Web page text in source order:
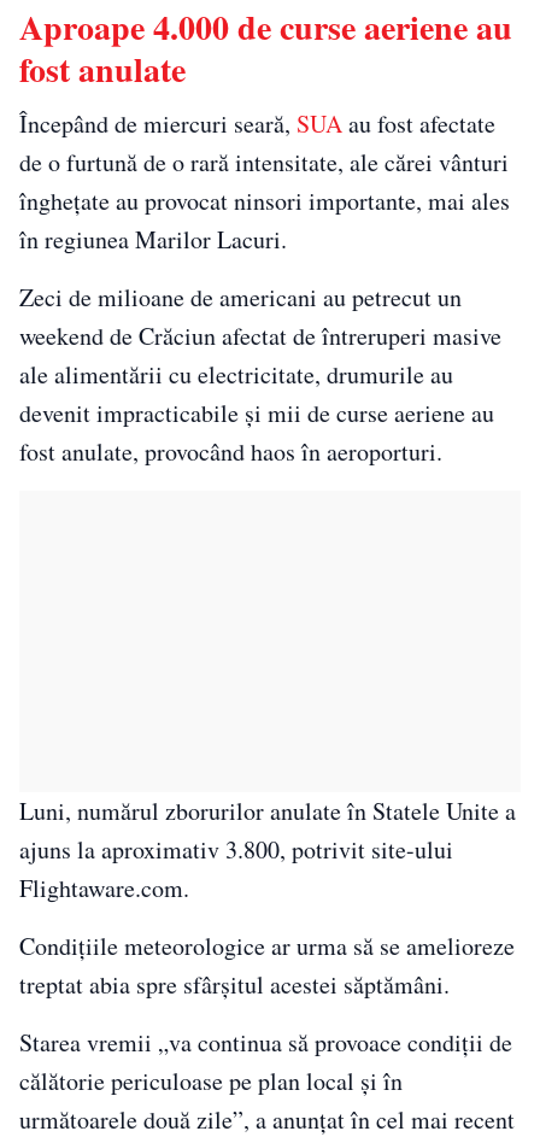
Aproape 4.000 de curse aeriene au
fost anulate
Începând de miercuri seară, SUAau fost afectate
de o furtună de o rară intensitate, ale cărei vânturi
îngheţate au provocat ninsori importante, mai ales
în regiunea Marilor Lacuri.
Zeci de milioane de americani au petrecut un
weekend de Crăciun afectat de întreruperi masive
ale alimentării cu electricitate, drumurile au
devenit impracticabile şi mii de curse aeriene au
fost anulate, provocând haos în aeroporturi.
Luni, numărul zborurilor anulate în Statele Unite a
ajuns la aproximativ 3.800, potrivit site-ului
Flightaware.com.
Condiţiile meteorologice ar urma să se amelioreze
treptat abia spre sfârşitul acestei săptămâni.
Starea vremii „va continua să provoace condiţii de
călătorie periculoase pe plan local şi în
următoarele două zile”, a anunţat în cel mai recent